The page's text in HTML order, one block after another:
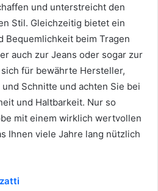
und unterstreicht den
Stil. Gleichzeitig bietet ein
Bequemlichkeit beim Tragen
auch zur Jeans oder sogar zur
für bewährte Hersteller,
Schnitte und achten Sie bei
und Haltbarkeit. Nur so
mit einem wirklich wertvollen
Ihnen viele Jahre lang nützlich